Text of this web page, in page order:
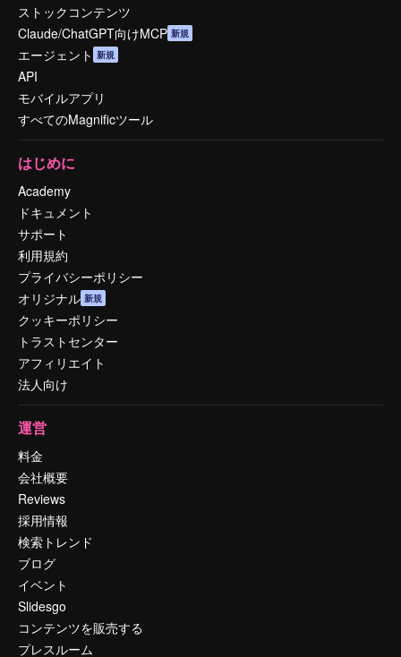
ストックコンテンツ
Claude/ChatGPT向けMCP 新規
エージェント 新規
API
モバイルアプリ
すべてのMagnificツール
はじめに
Academy
ドキュメント
サポート
利用規約
プライバシーポリシー
オリジナル 新規
クッキーポリシー
トラストセンター
アフィリエイト
法人向け
運営
料金
会社概要
Reviews
採用情報
検索トレンド
ブログ
イベント
Slidesgo
コンテンツを販売する
プレスルーム